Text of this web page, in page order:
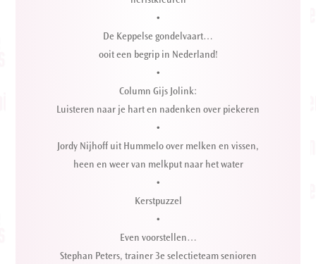
•
De Keppelse gondelvaart…
ooit een begrip in Nederland!
•
Column Gijs Jolink:
Luisteren naar je hart en nadenken over piekeren
•
Jordy Nijhoff uit Hummelo over melken en vissen,
heen en weer van melkput naar het water
•
Kerstpuzzel
•
Even voorstellen…
Stephan Peters, trainer 3e selectieteam senioren